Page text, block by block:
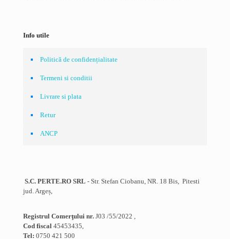
Info utile
Politică de confidențialitate
Termeni si conditii
Livrare si plata
Retur
ANCP
S.C. PERTE.RO SRL - Str. Stefan Ciobanu, NR. 18 Bis, Pitesti
jud. Argeș,
Registrul Comerţului nr. J03 /55/2022 ,
Cod fiscal 45453435,
Tel: 0750 421 500